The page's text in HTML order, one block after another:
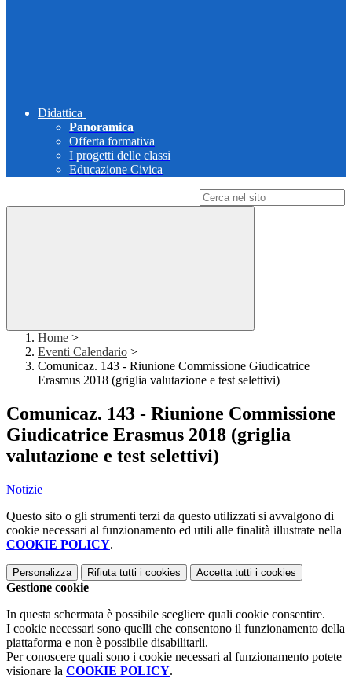
Didattica
Panoramica
Offerta formativa
I progetti delle classi
Educazione Civica
Home >
Eventi Calendario >
Comunicaz. 143 - Riunione Commissione Giudicatrice
Erasmus 2018 (griglia valutazione e test selettivi)
Comunicaz. 143 - Riunione Commissione
Giudicatrice Erasmus 2018 (griglia
valutazione e test selettivi)
Notizie
Questo sito o gli strumenti terzi da questo utilizzati si avvalgono di
cookie necessari al funzionamento ed utili alle finalità illustrate nella
COOKIE POLICY.
Personalizza Rifiuta tutti i cookies Accetta tutti i cookies
Gestione cookie
In questa schermata è possibile scegliere quali cookie consentire.
I cookie necessari sono quelli che consentono il funzionamento della
piattaforma e non è possibile disabilitarli.
Per conoscere quali sono i cookie necessari al funzionamento potete
visionare la COOKIE POLICY.